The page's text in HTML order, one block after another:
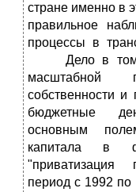
стране именно в
правильное
процессы в
Дело в том,
масштабной
собственности
бюджетные
основным
капитала в
"приватизация
период с 1992 по